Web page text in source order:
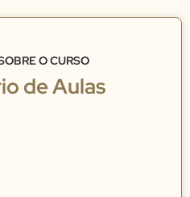
O CURSO
de Aulas